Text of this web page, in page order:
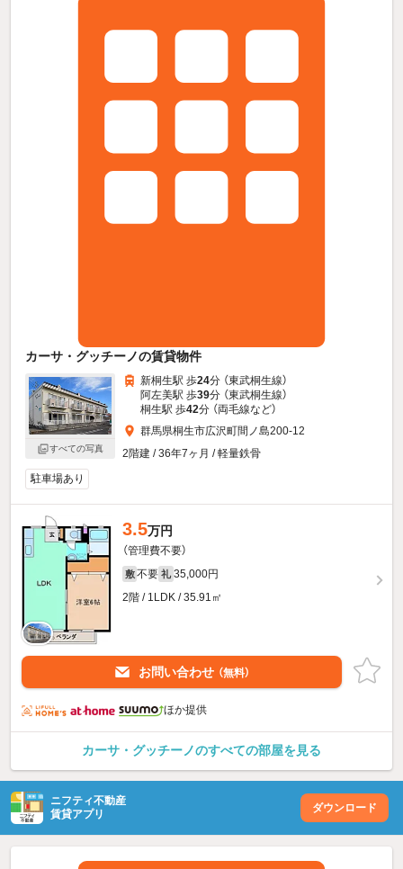
カーサ・グッチーノの賃貸物件
すべての写真
新桐生駅 歩24分 （東武桐生線）
阿左美駅 歩39分 （東武桐生線）
桐生駅 歩42分 （両毛線など）
群馬県桐生市広沢町間ノ島200-12
2階建 / 36年7ヶ月 / 軽量鉄骨
駐車場あり
3.5万円
（管理費不要）
敷 不要 礼 35,000円
2階 / 1LDK / 35.91㎡
お問い合わせ （無料）
ほか提供
カーサ・グッチーノのすべての部屋を見る
ニフティ不動産
賃貸アプリ
ダウンロード